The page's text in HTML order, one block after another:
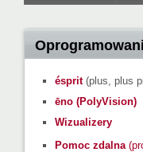
ésprit(plus, plus
ēno (PolyVision)
Wizualizery
Pomoc zdalna